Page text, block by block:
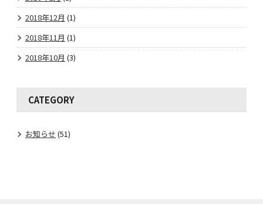
2018年12月 (1)
2018年11月 (1)
2018年10月 (3)
CATEGORY
お知らせ (51)